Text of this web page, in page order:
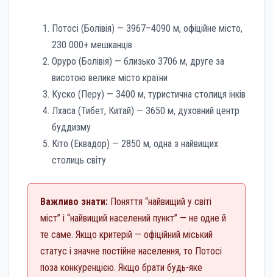
Потосі (Болівія) — 3967–4090 м, офіційне місто,
230 000+ мешканців
Орурo (Болівія) — близько 3706 м, друге за
висотою велике місто країни
Куско (Перу) — 3400 м, туристична столиця інків
Лхаса (Тибет, Китай) — 3650 м, духовний центр
буддизму
Кіто (Еквадор) — 2850 м, одна з найвищих
столиць світу
Важливо знати: Поняття “найвищий у світі
міст” і “найвищий населений пункт” — не одне й
те саме. Якщо критерій — офіційний міський
статус і значне постійне населення, то Потосі
поза конкуренцією. Якщо брати будь-яке